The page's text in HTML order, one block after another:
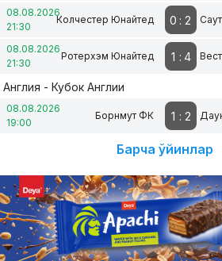
08.08.2026
21:30
Колчестер Юнайтед 0 : 2
08.08.2026
21:30
Ротерхэм Юнайтед 1 : 4
Англия - Кубок Англии
08.08.2026
19:00
Борнмут ФК 1 : 2
Барча ўйинлар